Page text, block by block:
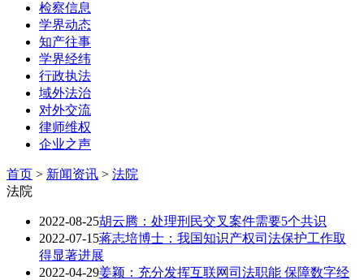
检察信息
学界动态
知产往事
学界经纬
行政执法
域外法治
对外交流
律师维权
企业之声
首页 > 新闻资讯 > 法院
法院
2022-08-25胡云腾：处理刑民交叉案件需要5个共识
2022-07-15蒋志培博士：我国知识产权司法保护工作取
得显著进展
2022-04-29姜颖：充分发挥互联网司法职能 保障数字经